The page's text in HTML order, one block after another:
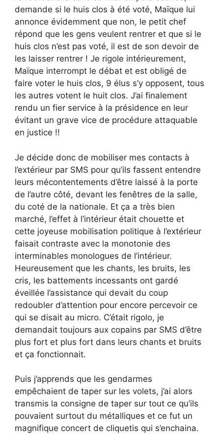
demande si le huis clos à été voté, Maïque lui
annonce évidemment que non, le petit chef
répond que les gens veulent rentrer et que si le
huis clos n’est pas voté, il est de son devoir de
les laisser rentrer ! Je rigole intérieurement,
Maïque interrompt le débat et est obligé de
faire voter le huis clos, 9 élus s’y opposent, tous
les autres votent le huit clos. J’ai finalement
rendu un fier service à la présidence en leur
évitant un grave vice de procédure attaquable
en justice !!
Je décide donc de mobiliser mes contacts à
l’extérieur par SMS pour qu’ils fassent entendre
leurs mécontentements d’être laissé à la porte
de l’autre côté, devant les fenêtres de la salle,
du coté de la nationale. Et ça a très bien
marché, l’effet à l’intérieur était chouette et
cette joyeuse mobilisation politique à l’extérieur
faisait contraste avec la monotonie des
interminables monologues de l’intérieur.
Heureusement que les chants, les bruits, les
cris, les battements incessants ont gardé
éveillée l’assistance qui devait du coup
redoubler d’attention pour encore percevoir ce
qui se disait au micro. C’était rigolo, je
demandait toujours aux copains par SMS d’être
plus fort et plus fort dans leurs chants et bruits
et ça fonctionnait.
Puis j’apprends que les gendarmes
empêchaient de taper sur les volets, j’ai alors
transmis la consigne de taper sur tout ce qu’ils
pouvaient surtout du métalliques et ce fut un
magnifique concert de cliquetis qui s’enchaina.